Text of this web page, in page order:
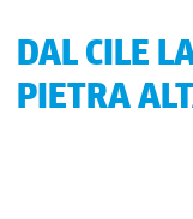
DAL CILE
PIETRA